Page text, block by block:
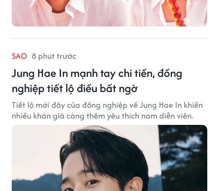
SAO 8 phút trước
Jung Hae In mạnh tay chi tiền, đồng
nghiệp tiết lộ điều bất ngờ
Tiết lộ mới đây của đồng nghiệp về Jung Hae In khiến
nhiều khán giả càng thêm yêu thích nam diễn viên.